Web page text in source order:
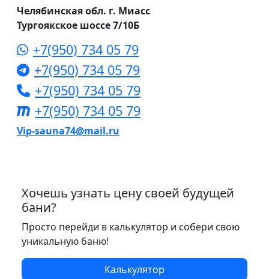
Челябинская обл. г. Миасс
Тургоякское шоссе 7/10Б
+7(950) 734 05 79
+7(950) 734 05 79
+7(950) 734 05 79
+7(950) 734 05 79
Vip-sauna74@mail.ru
Хочешь узнать цену своей будущей
бани?
Просто перейди в калькулятор и собери свою
уникальную баню!
Калькулятор